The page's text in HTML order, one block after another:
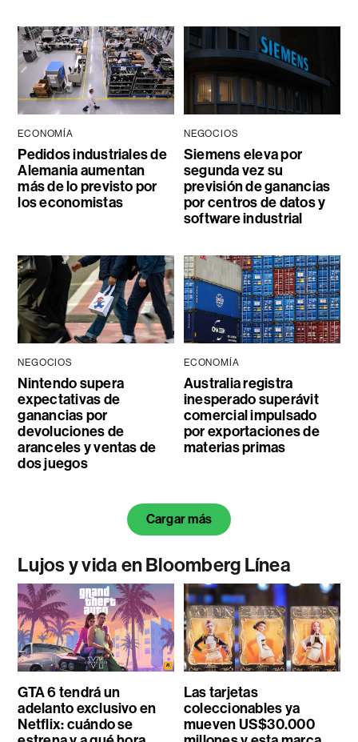
ECONOMÍA
Pedidos industriales de
Alemania aumentan
más de lo previsto por
los economistas
NEGOCIOS
Siemens eleva por
segunda vez su
previsión de ganancias
por centros de datos y
software industrial
NEGOCIOS
Nintendo supera
expectativas de
ganancias por
devoluciones de
aranceles y ventas de
dos juegos
ECONOMÍA
Australia registra
inesperado superávit
comercial impulsado
por exportaciones de
materias primas
Cargar más
Lujos y vida en Bloomberg Línea
GTA 6 tendrá un
adelanto exclusivo en
Netflix: cuándo se
Las tarjetas
coleccionables ya
mueven US$30.000